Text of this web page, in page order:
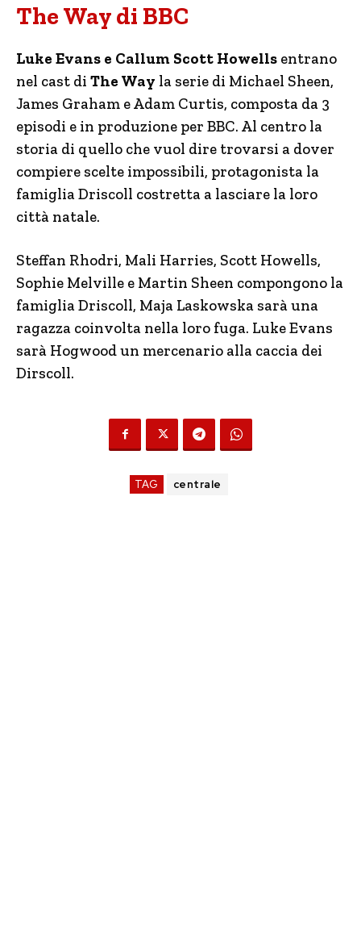
The Way di BBC
Luke Evans e Callum Scott Howells entrano
nel cast di The Way la serie di Michael Sheen,
James Graham e Adam Curtis, composta da 3
episodi e in produzione per BBC. Al centro la
storia di quello che vuol dire trovarsi a dover
compiere scelte impossibili, protagonista la
famiglia Driscoll costretta a lasciare la loro
città natale.
Steffan Rhodri, Mali Harries, Scott Howells,
Sophie Melville e Martin Sheen compongono la
famiglia Driscoll, Maja Laskowska sarà una
ragazza coinvolta nella loro fuga. Luke Evans
sarà Hogwood un mercenario alla caccia dei
Dirscoll.
TAG centrale